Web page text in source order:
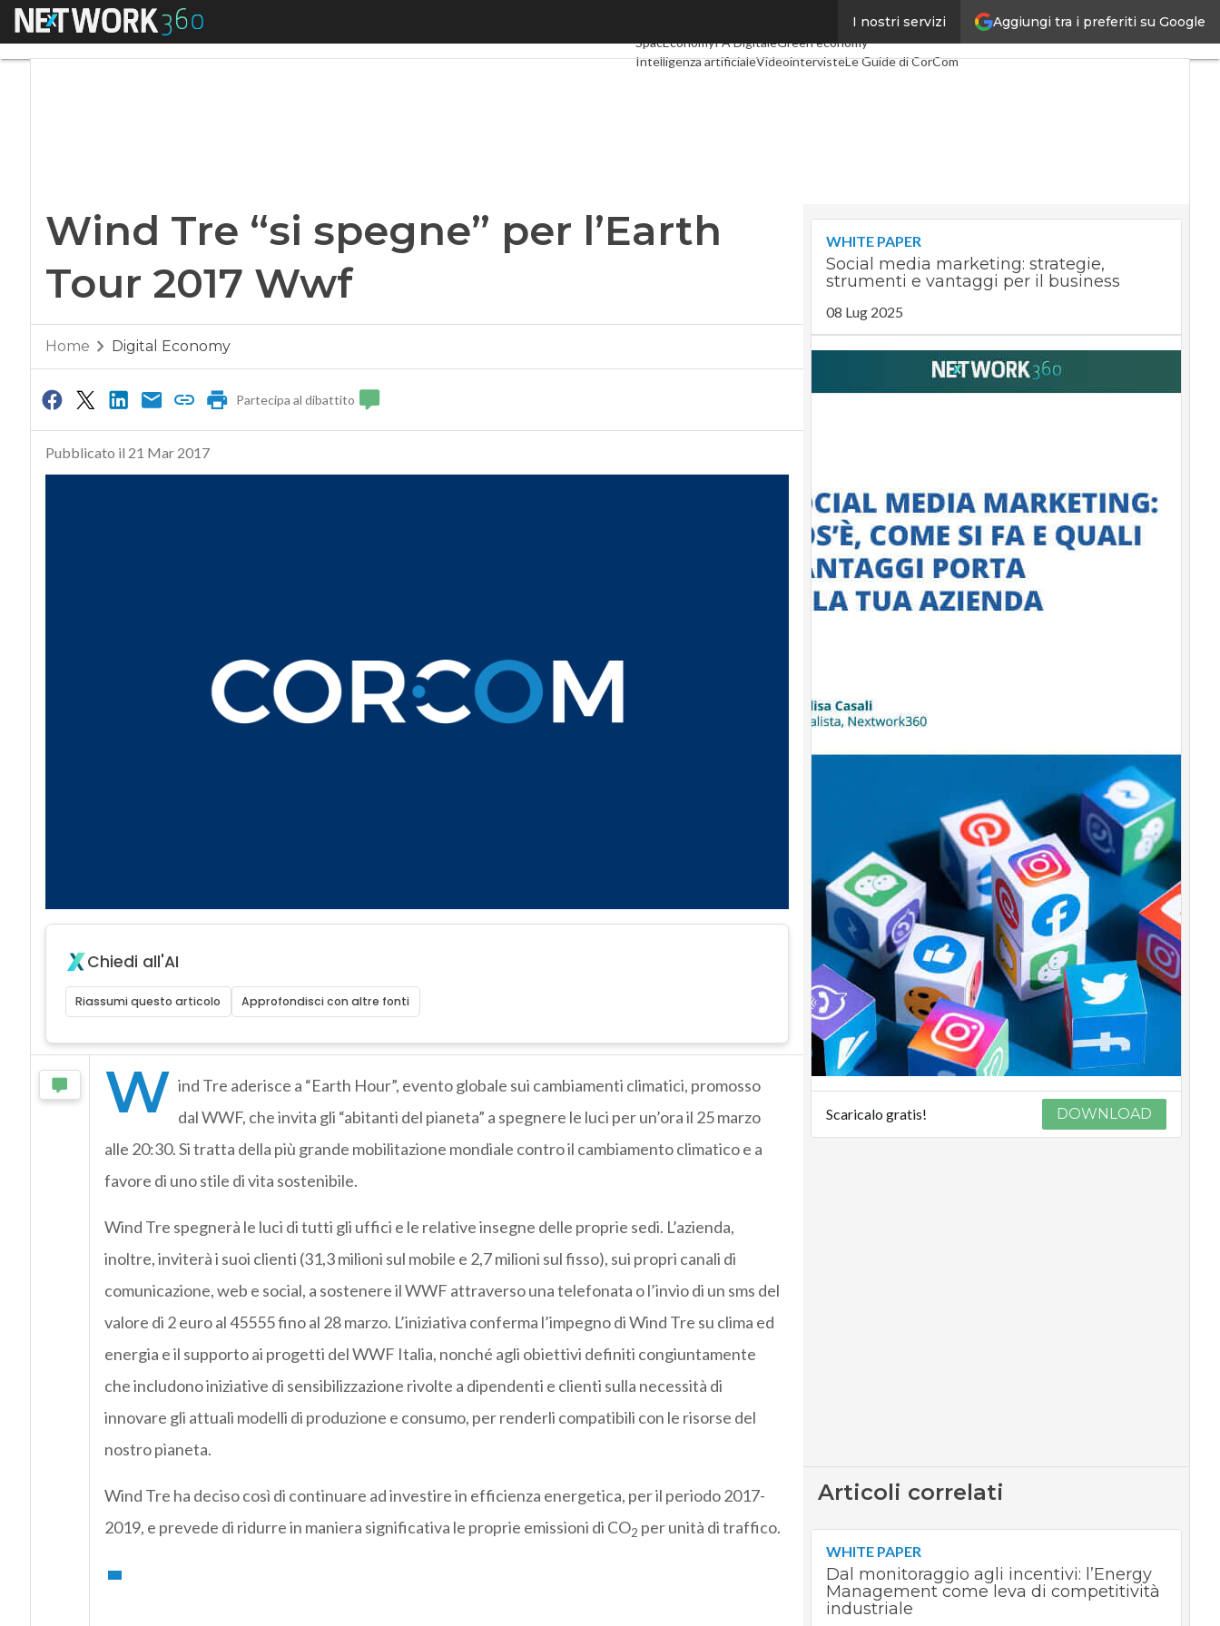
Aggiungi tra i preferiti su Google
I nostri servizi
Menu
Industria 4.0
SpacEconomyPA DigitaleGreen economy
Intelligenza artificialeVideointervisteLe Guide di CorCom
Wind Tre “si spegne” per l’Earth
Tour 2017 Wwf
Home Digital Economy
Partecipa al dibattito
Pubblicato il 21 Mar 2017
Chiedi all'AI
Riassumi questo articolo Approfondisci con altre fonti
W ind Tre aderisce a “Earth Hour”, evento globale sui cambiamenti climatici, promosso
dal WWF, che invita gli “abitanti del pianeta” a spegnere le luci per un’ora il 25 marzo
alle 20:30. Si tratta della più grande mobilitazione mondiale contro il cambiamento climatico e a
favore di uno stile di vita sostenibile.
Wind Tre spegnerà le luci di tutti gli uffici e le relative insegne delle proprie sedi. L’azienda,
inoltre, inviterà i suoi clienti (31,3 milioni sul mobile e 2,7 milioni sul fisso), sui propri canali di
comunicazione, web e social, a sostenere il WWF attraverso una telefonata o l’invio di un sms del
valore di 2 euro al 45555 fino al 28 marzo. L’iniziativa conferma l’impegno di Wind Tre su clima ed
energia e il supporto ai progetti del WWF Italia, nonché agli obiettivi definiti congiuntamente
che includono iniziative di sensibilizzazione rivolte a dipendenti e clienti sulla necessità di
innovare gli attuali modelli di produzione e consumo, per renderli compatibili con le risorse del
nostro pianeta.
Wind Tre ha deciso così di continuare ad investire in efficienza energetica, per il periodo 2017-
2019, e prevede di ridurre in maniera significativa le proprie emissioni di CO2 per unità di traffico.
WHITE PAPER
Social media marketing: strategie,
strumenti e vantaggi per il business
08 Lug 2025
Scaricalo gratis! DOWNLOAD
Articoli correlati
WHITE PAPER
Dal monitoraggio agli incentivi: l’Energy
Management come leva di competitività
industriale